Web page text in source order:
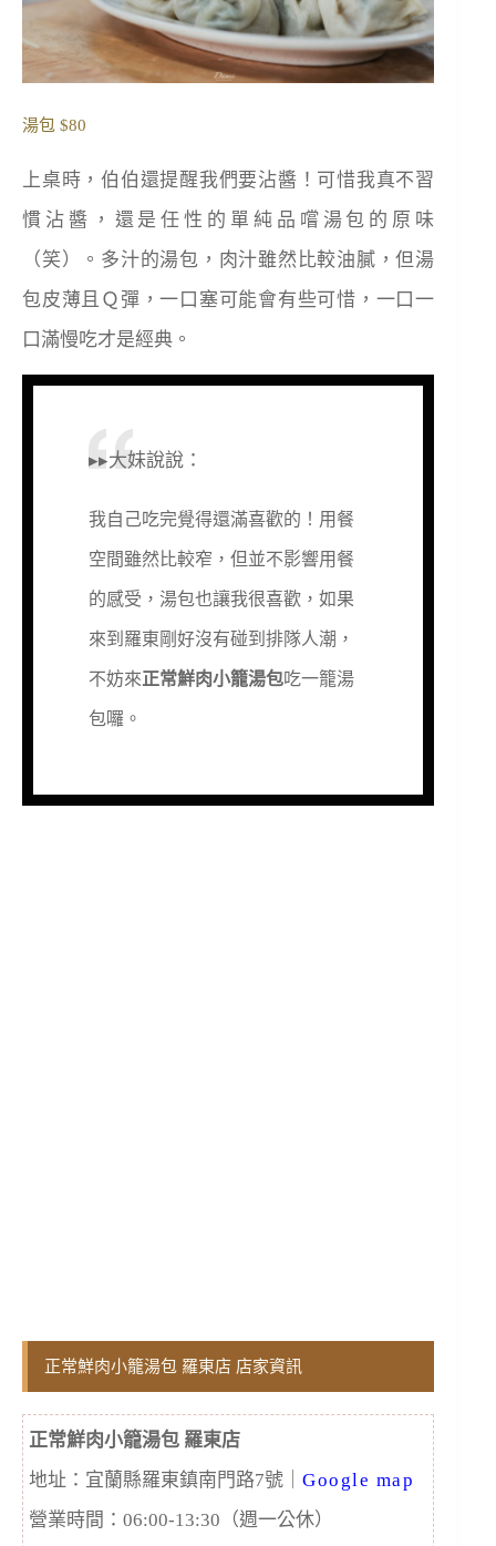
湯包 $80
上桌時，伯伯還提醒我們要沾醬！可惜我真不習
慣沾醬，還是任性的單純品嚐湯包的原味
（笑）。多汁的湯包，肉汁雖然比較油膩，但湯
包皮薄且Ｑ彈，一口塞可能會有些可惜，一口一
口滿慢吃才是經典。
▸▸大妹說說：
我自己吃完覺得還滿喜歡的！用餐
空間雖然比較窄，但並不影響用餐
的感受，湯包也讓我很喜歡，如果
來到羅東剛好沒有碰到排隊人潮，
不妨來正常鮮肉小籠湯包吃一籠湯
包囉。
正常鮮肉小籠湯包 羅東店 店家資訊
正常鮮肉小籠湯包 羅東店
地址：宜蘭縣羅東鎮南門路7號｜ Google map
營業時間：06:00-13:30（週一公休）